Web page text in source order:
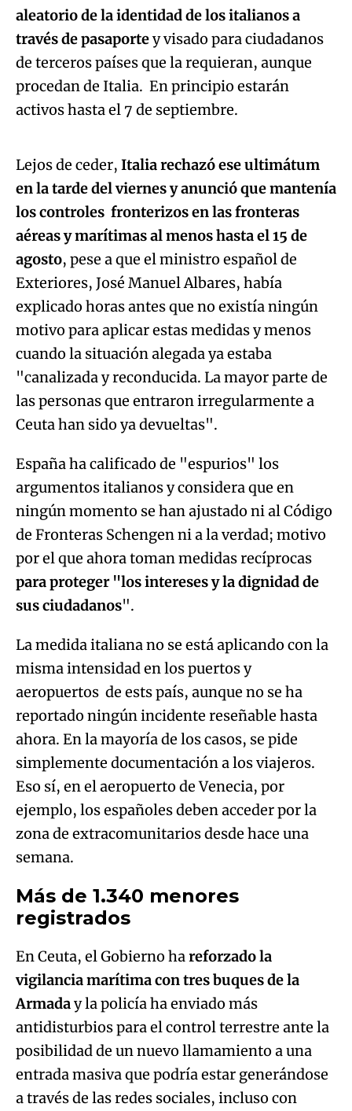
aleatorio de la identidad de los italianos a
través de pasaportey visado para ciudadanos
de terceros países que la requieran, aunque
procedan de Italia. En principio estarán
activos hasta el 7 de septiembre.
Algo salió mal.
An error occurred, please try again later.
Try again
Lejos de ceder, Italia rechazó ese ultimátum
en la tarde del viernes y anunció que mantenía
los controles fronterizos en las fronteras
aéreas y marítimas al menos hasta el 15 de
agosto, pese a que el ministro español de
Exteriores, José Manuel Albares, había
explicado horas antes que no existía ningún
motivo para aplicar estas medidas y menos
cuando la situación alegada ya estaba
"canalizada y reconducida. La mayor parte de
las personas que entraron irregularmente a
Ceuta han sido ya devueltas".
España ha calificado de "espurios" los
argumentos italianos y considera que en
ningún momento se han ajustado ni al Código
de Fronteras Schengen ni a la verdad; motivo
por el que ahora toman medidas recíprocas
para proteger "los intereses y la dignidad de
sus ciudadanos".
La medida italiana no se está aplicando con la
misma intensidad en los puertos y
aeropuertos de ests país, aunque no se ha
reportado ningún incidente reseñable hasta
ahora. En la mayoría de los casos, se pide
simplemente documentación a los viajeros.
Eso sí, en el aeropuerto de Venecia, por
ejemplo, los españoles deben acceder por la
zona de extracomunitarios desde hace una
semana.
Más de 1.340 menores
registrados
En Ceuta, el Gobierno hareforzado la
vigilancia marítima con tres buques de la
Armaday la policía ha enviado más
antidisturbios para el control terrestre ante la
posibilidad de un nuevo llamamiento a una
entrada masiva que podría estar generándose
a través de las redes sociales, incluso con